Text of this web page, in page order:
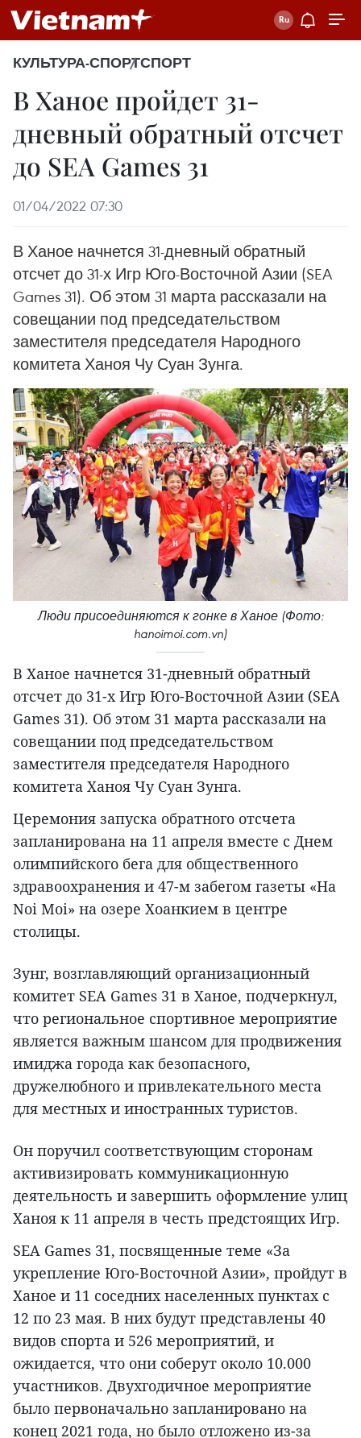
КУЛЬТУРА-СПОРТСПОРТ
В Ханое пройдет 31-
дневный обратный отсчет
до SEA Games 31
01/04/2022 07:30
В Ханое начнется 31-дневный обратный
отсчет до 31-х Игр Юго-Восточной Азии (SEA
Games 31). Об этом 31 марта рассказали на
совещании под председательством
заместителя председателя Народного
комитета Ханоя Чу Суан Зунга.
Люди присоединяются к гонке в Ханое (Фото:
hanoimoi.com.vn)
В Ханое начнется 31-дневный обратный
отсчет до 31-х Игр Юго-Восточной Азии (SEA
Games 31). Об этом 31 марта рассказали на
совещании под председательством
заместителя председателя Народного
комитета Ханоя Чу Суан Зунга.
Церемония запуска обратного отсчета
запланирована на 11 апреля вместе с Днем
олимпийского бега для общественного
здравоохранения и 47-м забегом газеты «Ha
Noi Moi» на озере Хоанкием в центре
столицы.
Зунг, возглавляющий организационный
комитет SEA Games 31 в Ханое, подчеркнул,
что региональное спортивное мероприятие
является важным шансом для продвижения
имиджа города как безопасного,
дружелюбного и привлекательного места
для местных и иностранных туристов.
Он поручил соответствующим сторонам
активизировать коммуникационную
деятельность и завершить оформление улиц
Ханоя к 11 апреля в честь предстоящих Игр.
SEA Games 31, посвященные теме «За
укрепление Юго-Восточной Азии», пройдут в
Ханое и 11 соседних населенных пунктах с
12 по 23 мая. В них будут представлены 40
видов спорта и 526 мероприятий, и
ожидается, что они соберут около 10.000
участников. Двухгодичное мероприятие
было первоначально запланировано на
конец 2021 года, но было отложено из-за